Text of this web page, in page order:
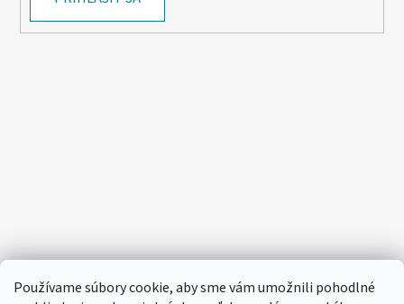
Používame súbory cookie, aby sme vám umožnili pohodlné